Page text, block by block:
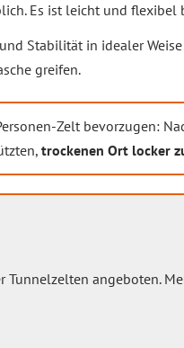
Es ist leicht und
Stabilität in idealer
greifen.
Zelt bevorzugen:
trockenen Ort locker
angeboten.